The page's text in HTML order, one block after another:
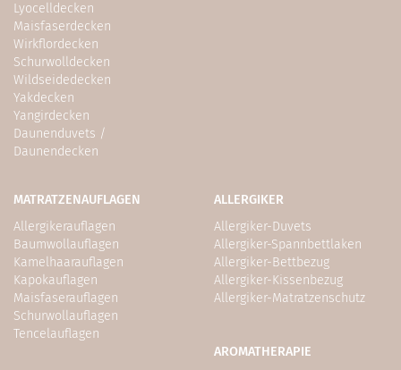
Lyocelldecken
Maisfaserdecken
Wirkflordecken
Schurwolldecken
Wildseidedecken
Yakdecken
Yangirdecken
Daunenduvets /
Daunendecken
MATRATZENAUFLAGEN
Allergikerauflagen
Baumwollauflagen
Kamelhaarauflagen
Kapokauflagen
Maisfaserauflagen
Schurwollauflagen
Tencelauflagen
ALLERGIKER
Allergiker-Duvets
Allergiker-Spannbettlaken
Allergiker-Bettbezug
Allergiker-Kissenbezug
Allergiker-Matratzenschutz
AROMATHERAPIE